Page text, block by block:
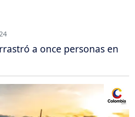
a once personas en